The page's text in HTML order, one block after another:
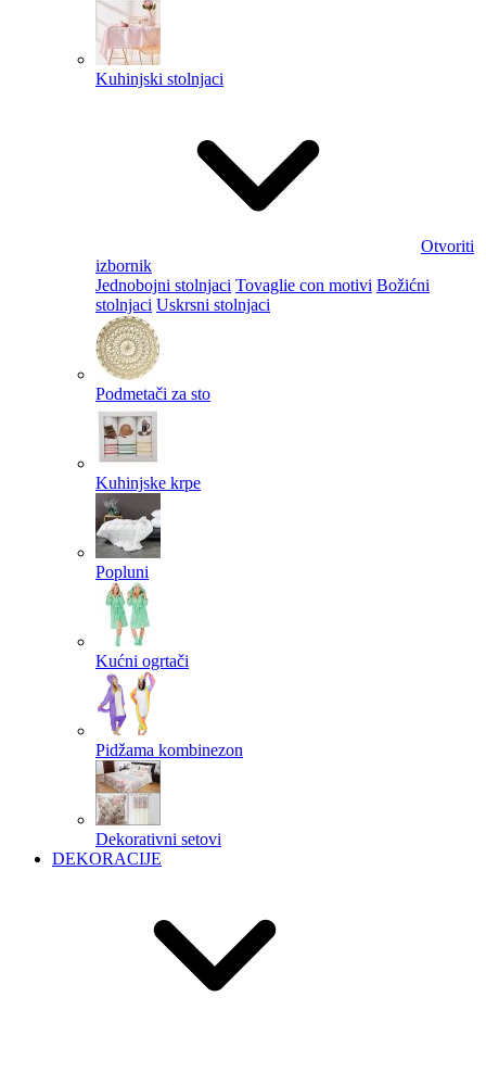
Kuhinjski stolnjaci
Otvoriti
izbornik
Jednobojni stolnjaci Tovaglie con motivi Božićni
stolnjaci Uskrsni stolnjaci
Podmetači za sto
Kuhinjske krpe
Popluni
Kućni ogrtači
Pidžama kombinezon
Dekorativni setovi
DEKORACIJE